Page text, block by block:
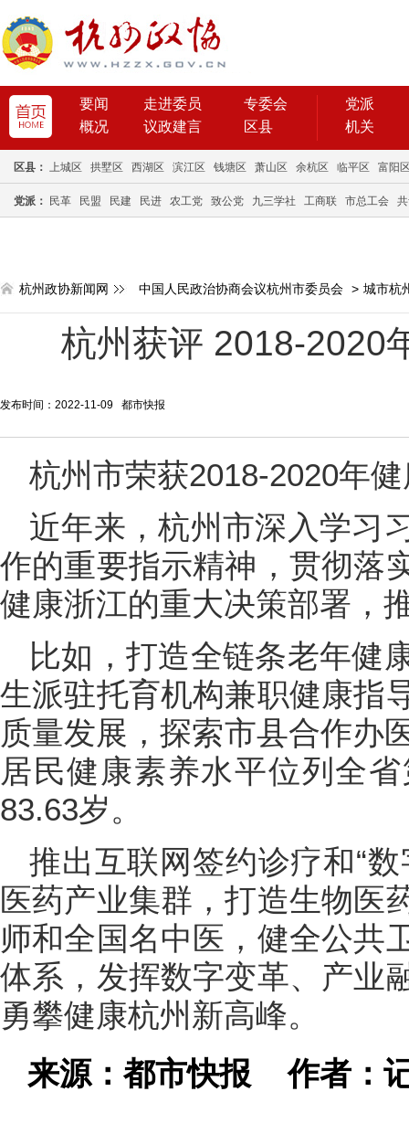
要闻 走进委员
专委会
概况
议政建言 区县
党派
机关
区县： 上城区 拱墅区 西湖区 滨江区 钱塘区 萧山区 余杭区 临平区 富阳
党派： 民革 民盟 民建 民进 农工党 致公党 九三学社 工商联 市总工会
杭州政协新闻网 中国人民政治协商会议杭州市委员会 > 城市杭
杭州获评 2018-2020
发布时间：2022-11-09 都市快报
杭州市荣获2018-2020年
近年来，杭州市深入学习
作的重要指示精神，贯彻落
健康浙江的重大决策部署，
比如，打造全链条老年健
生派驻托育机构兼职健康指
质量发展，探索市县合作办
居民健康素养水平位列全
83.63岁。
推出互联网签约诊疗和“
医药产业集群，打造生物医
师和全国名中医，健全公共
体系，发挥数字变革、产业
勇攀健康杭州新高峰。
来源：都市快报作者：